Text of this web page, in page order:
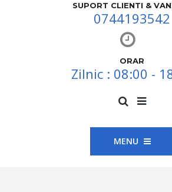
SUPORT CLIENTI &
0744193542
ORAR
Zilnic : 08:00 -
MENU